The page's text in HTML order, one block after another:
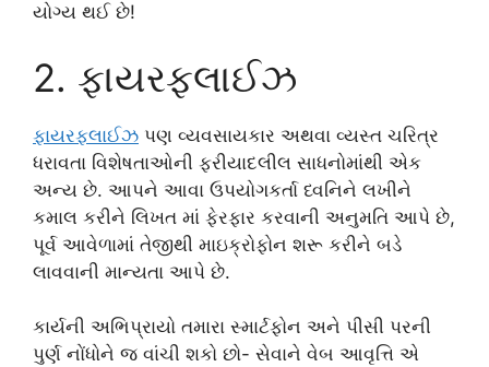
યોગ્ય થઈ છે!
2. ફાયરફ્લાઈઝ
ફાયરફ્લાઈઝ પણ વ્યવસાયકાર અથવા વ્યસ્ત ચરિત્ર
ધરાવતા વિશેષતાઓની ફરીયાદલીલ સાધનોમાંથી એક
અન્ય છે. આપને આવા ઉપયોગકર્તા ધ્વનિને લખીને
કમાલ કરીને લિખત માં ફેરફાર કરવાની અનુમતિ આપે છે,
પૂર્વ આવેળામાં તેજીથી માઇક્રોફોન શરૂ કરીને બડે
લાવવાની માન્યતા આપે છે.
કાર્યની અભિપ્રાયો તમારા સ્માર્ટફોન અને પીસી પરની
પુર્ણ નોંધોને જ વાંચી શકો છો- સેવાને વેબ આવૃત્તિ એ